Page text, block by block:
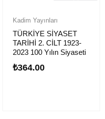
Kadim Yayınları
TÜRKİYE SİYASET
TARİHİ 2. CİLT 1923-
2023 100 Yılın Siyaseti
₺364.00